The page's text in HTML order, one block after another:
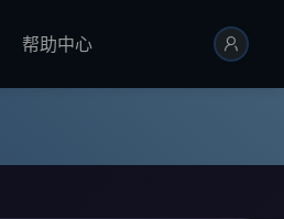
帮助中心